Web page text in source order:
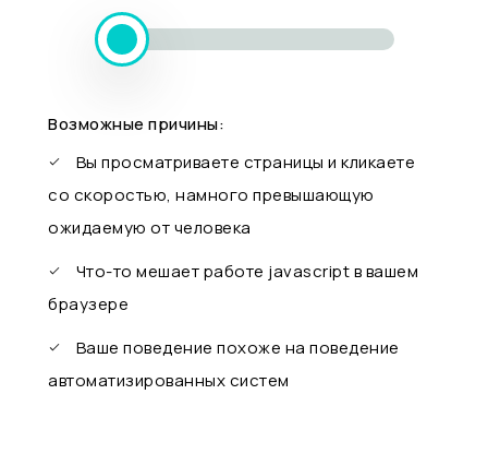
Возможные причины:
Вы просматриваете страницы и кликаете
со скоростью, намного превышающую
ожидаемую от человека
Что-то мешает работе javascript в вашем
браузере
Ваше поведение похоже на поведение
автоматизированных систем